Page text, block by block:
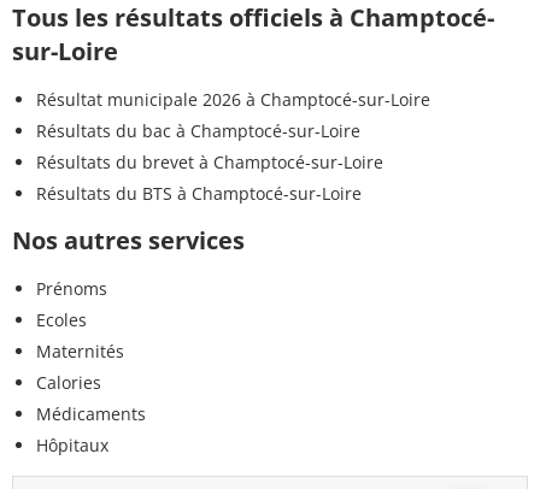
Tous les résultats officiels à Champtocé-
sur-Loire
Résultat municipale 2026 à Champtocé-sur-Loire
Résultats du bac à Champtocé-sur-Loire
Résultats du brevet à Champtocé-sur-Loire
Résultats du BTS à Champtocé-sur-Loire
Nos autres services
Prénoms
Ecoles
Maternités
Calories
Médicaments
Hôpitaux